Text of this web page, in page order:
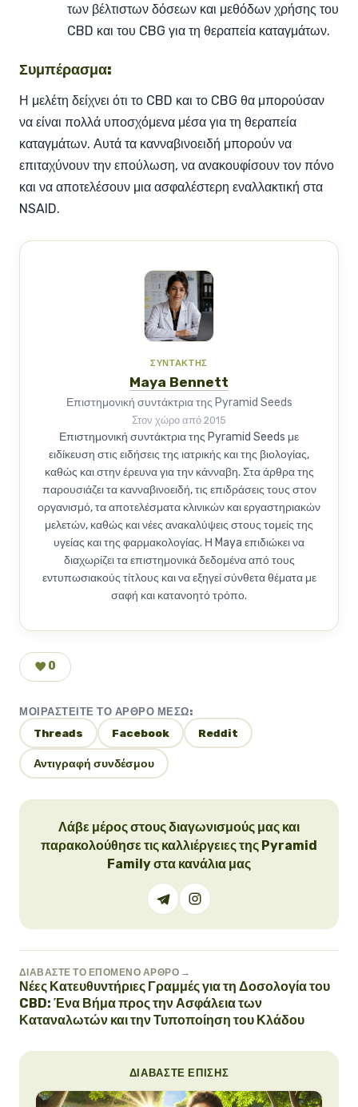
των βέλτιστων δόσεων και μεθόδων χρήσης του
CBD και του CBG για τη θεραπεία καταγμάτων.
Συμπέρασμα:
Η μελέτη δείχνει ότι το CBD και το CBG θα μπορούσαν
να είναι πολλά υποσχόμενα μέσα για τη θεραπεία
καταγμάτων. Αυτά τα κανναβινοειδή μπορούν να
επιταχύνουν την επούλωση, να ανακουφίσουν τον πόνο
και να αποτελέσουν μια ασφαλέστερη εναλλακτική στα
NSAID.
ΣΥΝΤΆΚΤΗΣ
Maya Bennett
Επιστημονική συντάκτρια της Pyramid Seeds
Στον χώρο από 2015
Επιστημονική συντάκτρια της Pyramid Seeds με
ειδίκευση στις ειδήσεις της ιατρικής και της βιολογίας,
καθώς και στην έρευνα για την κάνναβη. Στα άρθρα της
παρουσιάζει τα κανναβινοειδή, τις επιδράσεις τους στον
οργανισμό, τα αποτελέσματα κλινικών και εργαστηριακών
μελετών, καθώς και νέες ανακαλύψεις στους τομείς της
υγείας και της φαρμακολογίας. Η Maya επιδιώκει να
διαχωρίζει τα επιστημονικά δεδομένα από τους
εντυπωσιακούς τίτλους και να εξηγεί σύνθετα θέματα με
σαφή και κατανοητό τρόπο.
0
ΜΟΙΡΑΣΤΕΊΤΕ ΤΟ ΆΡΘΡΟ ΜΈΣΩ:
Threads Facebook Reddit
Αντιγραφή συνδέσμου
Λάβε μέρος στους διαγωνισμούς μας και
παρακολούθησε τις καλλιέργειες της Pyramid
Family στα κανάλια μας
ΔΙΑΒΆΣΤΕ ΤΟ ΕΠΌΜΕΝΟ ΆΡΘΡΟ →
Νέες Κατευθυντήριες Γραμμές για τη Δοσολογία του
CBD: Ένα Βήμα προς την Ασφάλεια των
Καταναλωτών και την Τυποποίηση του Κλάδου
ΔΙΑΒΆΣΤΕ ΕΠΊΣΗΣ